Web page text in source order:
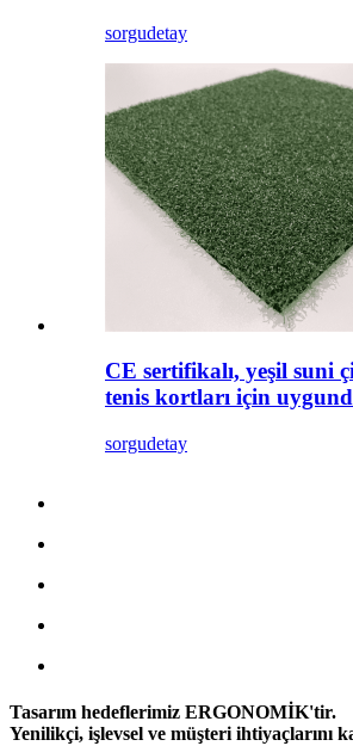
sorgudetay
CE sertifikalı, yeşil suni
tenis kortları için
sorgudetay
Tasarım hedeflerimiz ERGONOMİK'tir.
Yenilikçi, işlevsel ve müşteri ihtiyaçlarını